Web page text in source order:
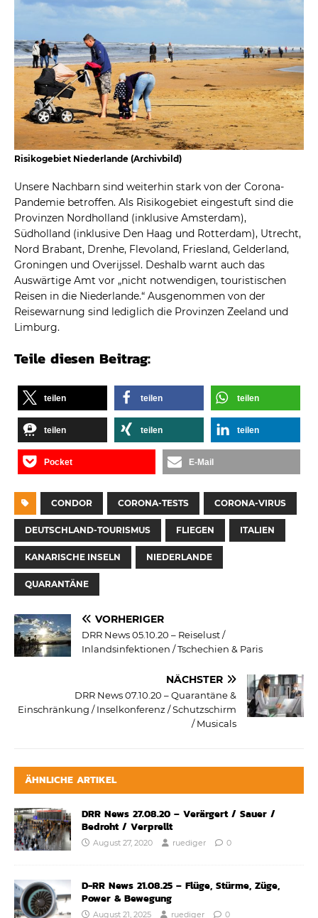
Risikogebiet Niederlande (Archivbild)
Unsere Nachbarn sind weiterhin stark von der Corona-
Pandemie betroffen. Als Risikogebiet eingestuft sind die
Provinzen Nordholland (inklusive Amsterdam),
Südholland (inklusive Den Haag und Rotterdam), Utrecht,
Nord Brabant, Drenhe, Flevoland, Friesland, Gelderland,
Groningen und Overijssel. Deshalb warnt auch das
Auswärtige Amt vor „nicht notwendigen, touristischen
Reisen in die Niederlande.“ Ausgenommen von der
Reisewarnung sind lediglich die Provinzen Zeeland und
Limburg.
Teile diesen Beitrag:
teilen teilen teilen
teilen teilen teilen
Pocket E-Mail
CONDOR CORONA-TESTS CORONA-VIRUS
DEUTSCHLAND-TOURISMUS FLIEGEN ITALIEN
KANARISCHE INSELN NIEDERLANDE
QUARANTÄNE
VORHERIGER
DRR News 05.10.20 – Reiselust /
Inlandsinfektionen / Tschechien & Paris
NÄCHSTER
DRR News 07.10.20 – Quarantäne &
Einschränkung / Inselkonferenz / Schutzschirm
/ Musicals
ÄHNLICHE ARTIKEL
DRR News 27.08.20 – Verärgert / Sauer /
Bedroht / Verprellt
August 27, 2020 ruediger 0
D-RR News 21.08.25 – Flüge, Stürme, Züge,
Power & Bewegung
August 21, 2025 ruediger 0